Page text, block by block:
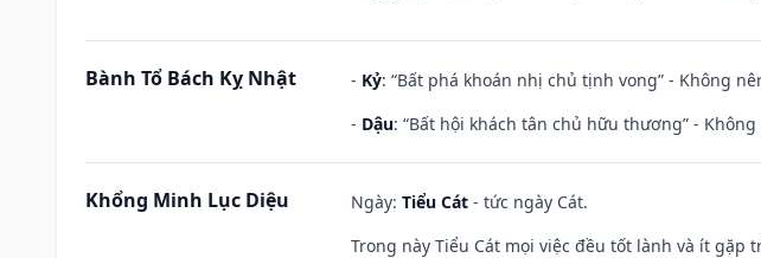
Bành Tổ Bách Kỵ Nhật - Kỷ: “Bất phá khoán nhị chủ tịnh vong” - Không
- Dậu: “Bất hội khách tân chủ hữu thương” -
Khổng Minh Lục Diệu Ngày: Tiểu Cát - tức ngày Cát.
Trong này Tiểu Cát mọi việc đều tốt lành và ít